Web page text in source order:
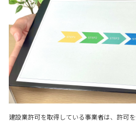
建設業許可を取得している事業者は、許可